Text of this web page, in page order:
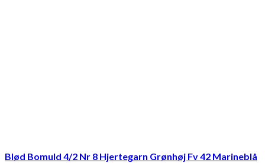
Blød Bomuld 4/2 Nr 8 Hjertegarn Grønhøj Fv 42 Marineblå